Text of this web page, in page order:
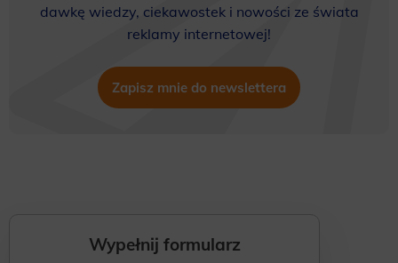
Scope responsible for displaying personalized ads that may be of interest to the user based on browsing history and
habits and demographic criteria. Also, third-party files that, in conjunction with files installed while browsing other
websites, profile the user, providing him or her with the marketing, advertising and retargeting content deemed most
dawkę wiedzy, ciekawostek i nowości ze świata
reklamy internetowej!
Zapisz mnie do newslettera
Wypełnij formularz